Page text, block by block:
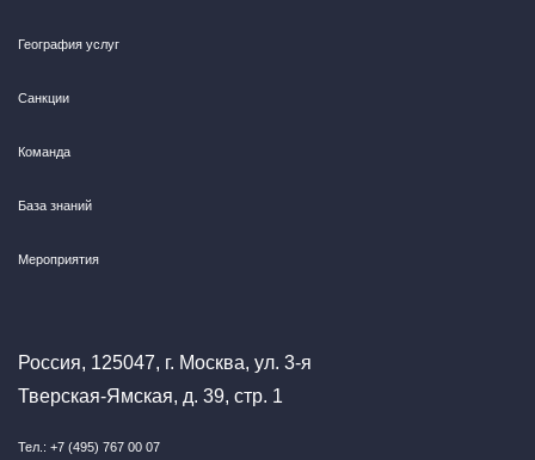
География услуг
Санкции
Команда
База знаний
Мероприятия
Россия, 125047, г. Москва, ул. 3-я
Тверская-Ямская, д. 39, стр. 1
Тел.: +7 (495) 767 00 07